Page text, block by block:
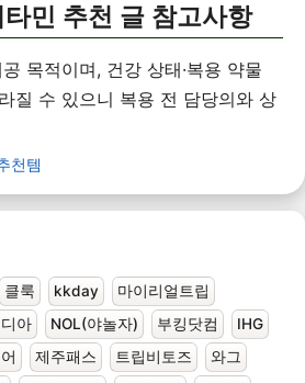
민 추천 글 참고사항
목적이며, 건강 상태·복용 약물
질 수 있으니 복용 전 담당의와 상
천템
클룩 kkday
마이리얼트립
아 NOL(야놀자) 부킹닷컴
IHG
제주패스 트립비토즈
와그